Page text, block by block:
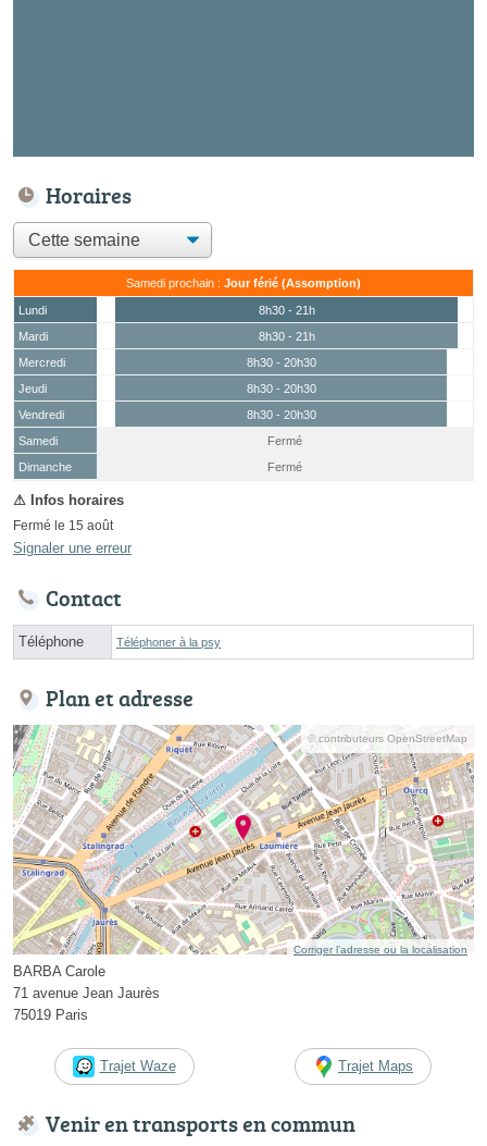
Horaires
Samedi prochain : Jour férié (Assomption)
Lundi
8h30 - 21h
Mardi
8h30 - 21h
Mercredi
8h30 - 20h30
Jeudi
8h30 - 20h30
Vendredi
8h30 - 20h30
Samedi
(15 août)
Fermé
Dimanche
Fermé
Fermé le 15 août
Signaler une erreur
Contact
Téléphone Téléphoner à la psy
Plan et adresse
© contributeurs OpenStreetMap
Corriger l’adresse ou la localisation
BARBA Carole
71 avenue Jean Jaurès
75019 Paris
Trajet Waze Trajet Maps
Venir en transports en commun